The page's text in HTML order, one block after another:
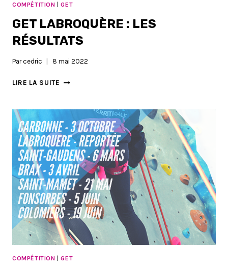
COMPÉTITION |GET
GET LABROQUÈRE : LES
RÉSULTATS
Par cedric 8 mai 2022
LIRE LA SUITE GET
RÉSULTATS
COMPÉTITION |GET